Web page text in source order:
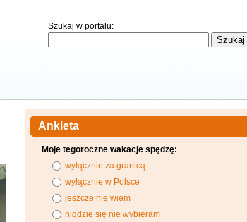
Szukaj w portalu:
Ankieta
Moje tegoroczne wakacje spędzę:
wyłącznie za granicą
wyłącznie w Polsce
jeszcze nie wiem
nigdzie się nie wybieram